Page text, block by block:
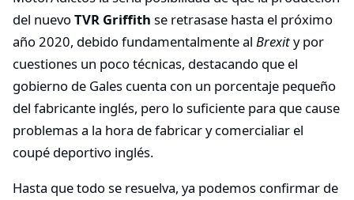
del nuevoTVR Griffith se retrasase hasta el próximo
año 2020, debido fundamentalmente al Brexity por
cuestiones un poco técnicas, destacando que el
gobierno de Gales cuenta con un porcentaje pequeño
del fabricante inglés, pero lo suficiente para que cause
problemas a la hora de fabricar y comercialiar el
coupé deportivo inglés.
Hasta que todo se resuelva, ya podemos confirmar de